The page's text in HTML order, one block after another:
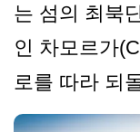
는 섬의 최북
인 차모르가
로를 따라 되